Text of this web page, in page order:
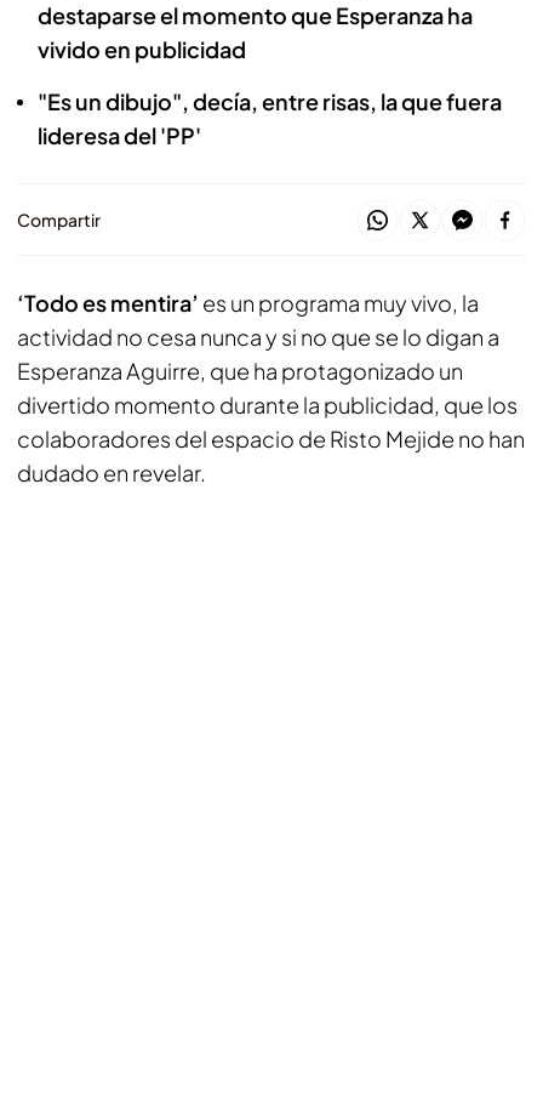
destaparse el momento que Esperanza ha
vivido en publicidad
"Es un dibujo", decía, entre risas, la que fuera
lideresa del 'PP'
Compartir
‘Todo es mentira’ es un programa muy vivo, la
actividad no cesa nunca y si no que se lo digan a
Esperanza Aguirre, que ha protagonizado un
divertido momento durante la publicidad, que los
colaboradores del espacio de Risto Mejide no han
dudado en revelar.